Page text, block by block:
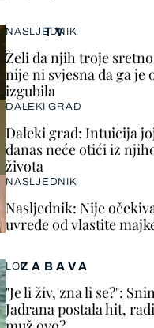
ZABAVA
LOL
"Je li živ, zna li se?":
Jadrana postala hit,
TV
NASLJEDNIK
Želi da njih troje
nije ni svjesna da ga je
izgubila
DALEKI GRAD
Daleki grad: Intuicija
danas neće otići iz
života
NASLJEDNIK
Nasljednik: Nije
uvrede od vlastite